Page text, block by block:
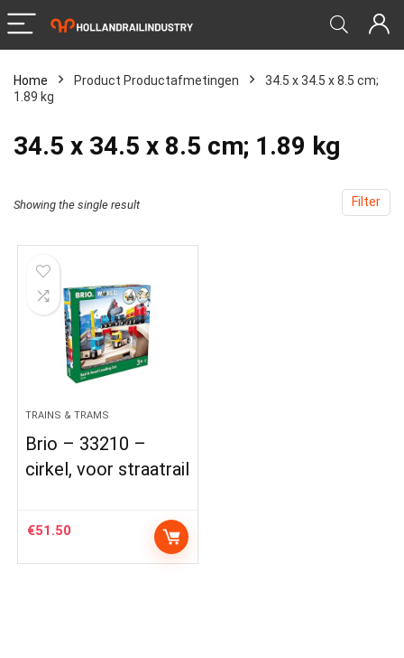
Home Product Productafmetingen
‎34.5 x 34.5 x 8.5 cm;
1.89 kg
‎34.5 x 34.5 x 8.5 cm; 1.89 kg
Filter
Showing the single result
TRAINS & TRAMS
Brio – 33210 –
cirkel, voor straatrail
€51.50